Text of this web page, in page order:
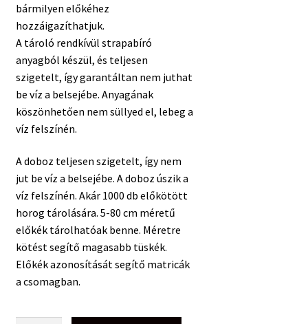
bármilyen előkéhez
hozzáigazíthatjuk.
A tároló rendkívül strapabíró
anyagból készül, és teljesen
szigetelt, így garantáltan nem juthat
be víz a belsejébe. Anyagának
köszönhetően nem süllyed el, lebeg a
víz felszínén.
A doboz teljesen szigetelt, így nem
jut be víz a belsejébe. A doboz úszik a
víz felszínén. Akár 1000 db előkötött
horog tárolására. 5-80 cm méretű
előkék tárolhatóak benne. Méretre
kötést segítő magasabb tüskék.
Előkék azonosítását segítő matricák
a csomagban.